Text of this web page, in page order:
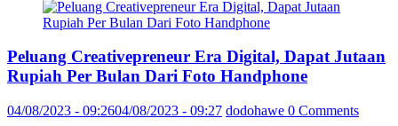
Peluang Creativepreneur Era Digital, Dapat Jutaan
Rupiah Per Bulan Dari Foto Handphone
04/08/2023 - 09:2604/08/2023 - 09:27 dodohawe 0 Comments